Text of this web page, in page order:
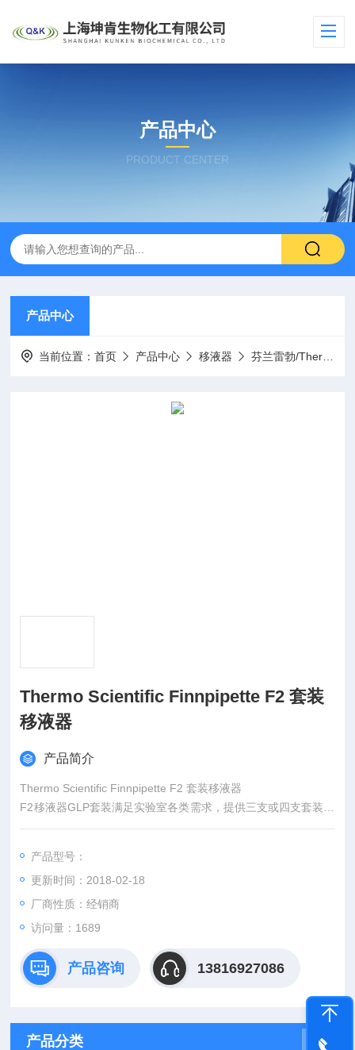
产品中心
PRODUCT CENTER
产品中心
当前位置：首页 产品中心 移液器 芬兰雷勃/Thermo/移液器
Thermo Scientific Finnpipette F2 套装
移液器
产品简介
Thermo Scientific Finnpipette F2 套装移液器
F2移液器GLP套装满足实验室各类需求，提供三支或四支套装组
合， 量程从0.2-2μl 移液器可至1000-10000μl 移液器。
产品型号：
更新时间：2018-02-18
厂商性质：经销商
访问量：1689
产品咨询 13816927086
产品分类